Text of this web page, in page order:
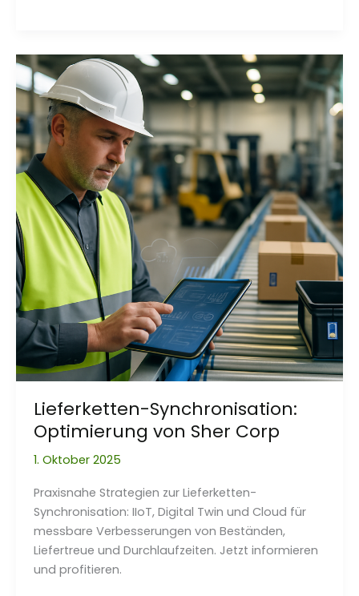
Zwillinge
in
der
Fertigung
Lieferketten-Synchronisation:
Optimierung von Sher Corp
1. Oktober 2025
Praxisnahe Strategien zur Lieferketten-
Synchronisation: IIoT, Digital Twin und Cloud für
messbare Verbesserungen von Beständen,
Liefertreue und Durchlaufzeiten. Jetzt informieren
und profitieren.